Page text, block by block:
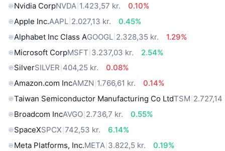
Nvidia CorpNVDA 1.423,57 kr.
0.10%
Apple Inc.AAPL 2.027,13 kr.
0.45%
Alphabet Inc Class AGOOGL 2.328,35 kr.
1.29%
Microsoft CorpMSFT 3.237,03 kr.
2.54%
SilverSILVER 404,25 kr.
0.08%
Amazon.com IncAMZN 1.766,61 kr.
0.14%
Taiwan Semiconductor Manufacturing Co LtdTSM 2.727,14
Broadcom IncAVGO 2.736,7 kr.
0.55%
SpaceXSPCX 742,53 kr.
6.14%
Meta Platforms, Inc.META 3.822,5 kr.
0.19%